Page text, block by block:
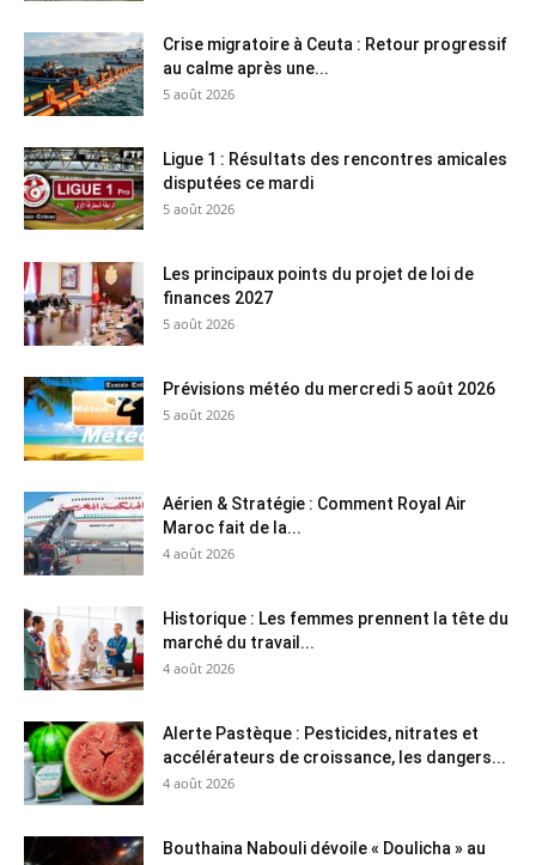
Crise migratoire à Ceuta : Retour progressif
au calme après une...
5 août 2026
Ligue 1 : Résultats des rencontres amicales
disputées ce mardi
5 août 2026
Les principaux points du projet de loi de
finances 2027
5 août 2026
Prévisions météo du mercredi 5 août 2026
5 août 2026
Aérien & Stratégie : Comment Royal Air
Maroc fait de la...
4 août 2026
Historique : Les femmes prennent la tête du
marché du travail...
4 août 2026
Alerte Pastèque : Pesticides, nitrates et
accélérateurs de croissance, les dangers...
4 août 2026
Bouthaina Nabouli dévoile « Doulicha » au